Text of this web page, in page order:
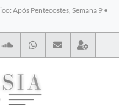
Após Pentecostes, Semana 9 •